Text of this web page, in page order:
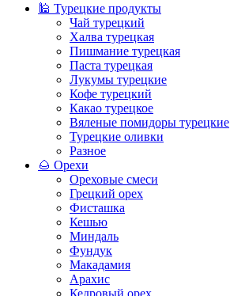
🕌 Турецкие продукты
Чай турецкий
Халва турецкая
Пишмание турецкая
Паста турецкая
Лукумы турецкие
Кофе турецкий
Какао турецкое
Вяленые помидоры турецкие
Турецкие оливки
Разное
🌰 Орехи
Ореховые смеси
Грецкий орех
Фисташка
Кешью
Миндаль
Фундук
Макадамия
Арахис
Кедровый орех